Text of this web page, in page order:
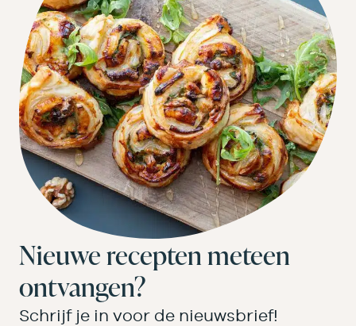
Nieuwe recepten meteen
ontvangen?
Schrijf je in voor de nieuwsbrief!